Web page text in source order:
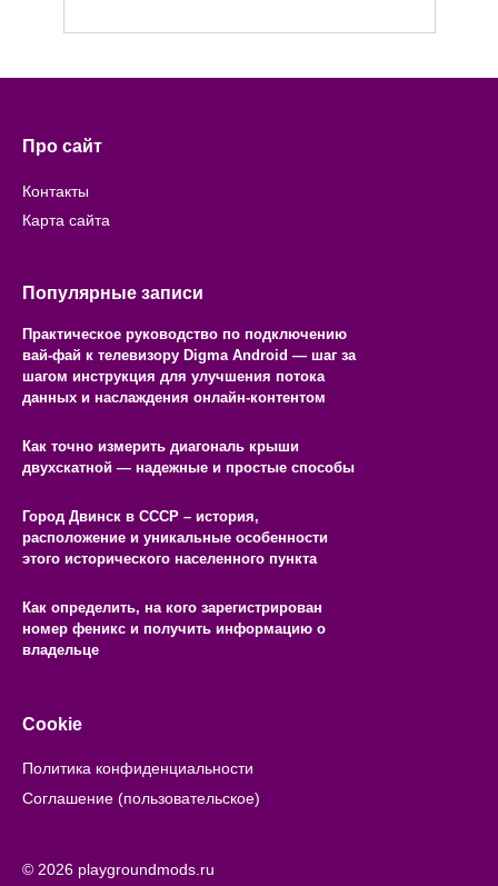
Про сайт
Контакты
Карта сайта
Популярные записи
Практическое руководство по подключению
вай-фай к телевизору Digma Android — шаг за
шагом инструкция для улучшения потока
данных и наслаждения онлайн-контентом
Как точно измерить диагональ крыши
двухскатной — надежные и простые способы
Город Двинск в СССР – история,
расположение и уникальные особенности
этого исторического населенного пункта
Как определить, на кого зарегистрирован
номер феникс и получить информацию о
владельце
Cookie
Политика конфиденциальности
Соглашение (пользовательское)
© 2026 playgroundmods.ru